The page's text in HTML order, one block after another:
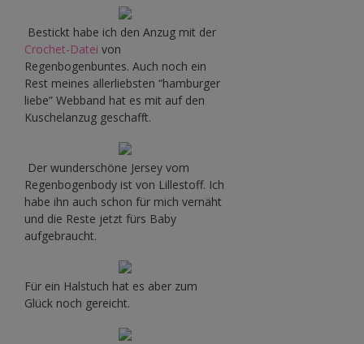
Bestickt habe ich den Anzug mit der
Crochet-Datei von
Regenbogenbuntes. Auch noch ein
Rest meines allerliebsten “hamburger
liebe” Webband hat es mit auf den
Kuschelanzug geschafft.
Der wunderschöne Jersey vom
Regenbogenbody ist von Lillestoff. Ich
habe ihn auch schon für mich vernäht
und die Reste jetzt fürs Baby
aufgebraucht.
Für ein Halstuch hat es aber zum
Glück noch gereicht.